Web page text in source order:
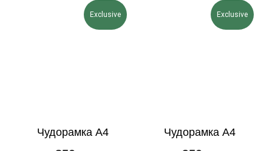
Exclusive
Чудорамка А4
Exclusive
Чудорамка А4